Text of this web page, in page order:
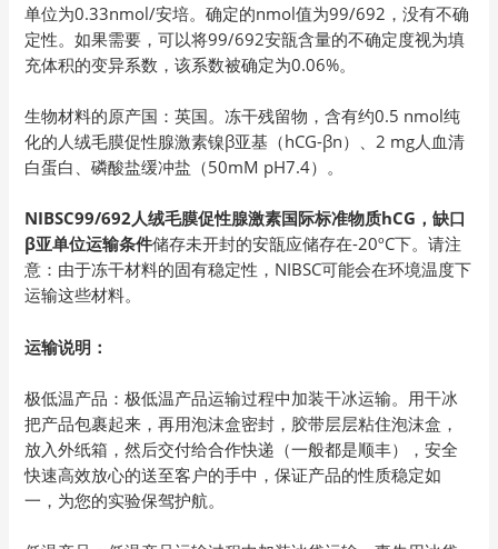
单位为0.33nmol/安培。确定的nmol值为99/692，没有不确
定性。如果需要，可以将99/692安瓿含量的不确定度视为填
充体积的变异系数，该系数被确定为0.06%。
生物材料的原产国：英国。冻干残留物，含有约0.5 nmol纯
化的人绒毛膜促性腺激素镍β亚基（hCG-βn）、2 mg人血清
白蛋白、磷酸盐缓冲盐（50mM pH7.4）。
NIBSC99/692人绒毛膜促性腺激素国际标准物质hCG，缺口
β亚单位运输条件储存未开封的安瓿应储存在-20ºC下。请注
意：由于冻干材料的固有稳定性，NIBSC可能会在环境温度下
运输这些材料。
运输说明：
极低温产品：极低温产品运输过程中加装干冰运输。用干冰
把产品包裹起来，再用泡沫盒密封，胶带层层粘住泡沫盒，
放入外纸箱，然后交付给合作快递（一般都是顺丰），安全
快速高效放心的送至客户的手中，保证产品的性质稳定如
一，为您的实验保驾护航。